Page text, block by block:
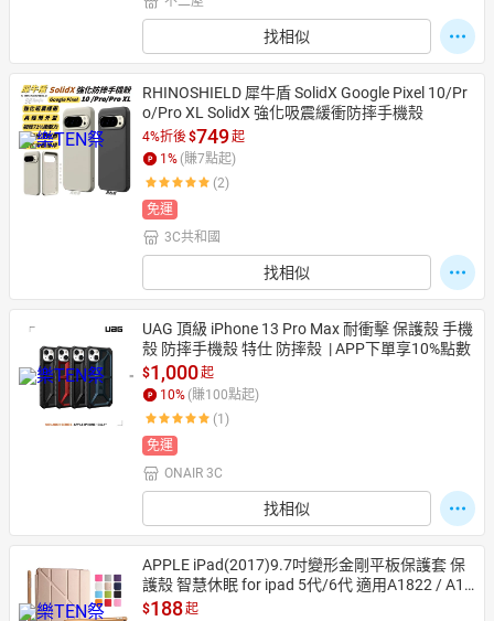
找相似
RHINOSHIELD 犀牛盾 SolidX Google Pixel 10/Pr
o/Pro XL SolidX 強化吸震緩衝防摔手機殼
4%折後$749起
1 % (賺7點起)
(2)
免運
3C共和國
找相似
UAG 頂級 iPhone 13 Pro Max 耐衝擊 保護殼 手機
殼 防摔手機殼 特仕 防摔殼  | APP下單享10%點數
$1,000起
10% (賺100點起)
(1)
免運
ONAIR 3C
找相似
APPLE iPad(2017)9.7吋變形金剛平板保護套 保
護殼 智慧休眠 for ipad 5代/6代 適用A1822 / A18
23 / A1893 / A1954
$188起